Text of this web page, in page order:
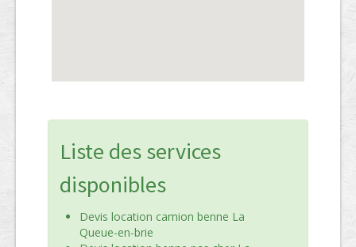
Liste des services
disponibles
Devis location camion benne La
Queue-en-brie